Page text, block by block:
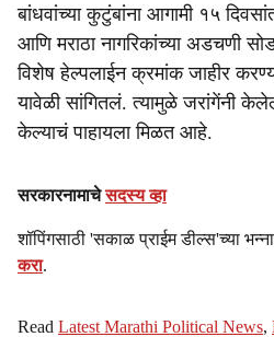
बांधवांच्या कुटुंबांना आगामी १५
आणि मराठा नागरिकांच्या अडचणी
विशेष हेल्पलाईन क्रमांक जाहीर
यावेळी सांगितलं. त्यामुळे जरांगेंनी
केल्याचं पाहायला मिळत आहे.
सरकारनामाचेसदस्य व्हा
शॉपिंगसाठी 'सकाळ प्राईम डील्स'च्या
करा.
Read Latest Marathi Political News,